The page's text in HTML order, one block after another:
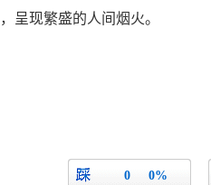
呈现繁盛的人间烟火。
0 0%
艺术诠释中国传统文化之美